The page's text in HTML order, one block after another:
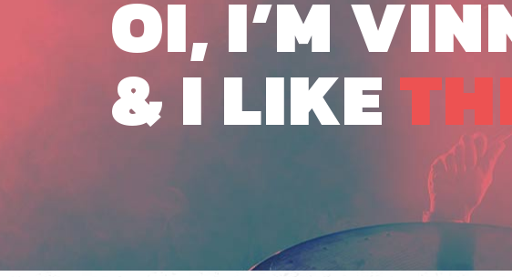
OI, I’M
& I LIKE